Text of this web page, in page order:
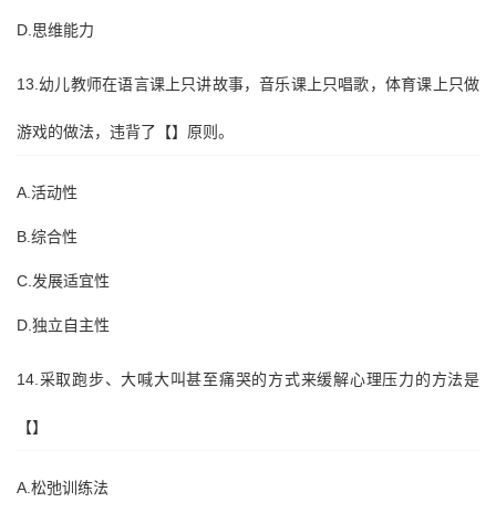
D.思维能力
13.幼儿教师在语言课上只讲故事，音乐课上只唱歌，体育课上只做
游戏的做法，违背了【】原则。
A.活动性
B.综合性
C.发展适宜性
D.独立自主性
14.采取跑步、大喊大叫甚至痛哭的方式来缓解心理压力的方法是
【】
A.松弛训练法